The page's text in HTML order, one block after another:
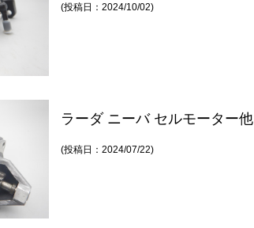
(投稿日：2024/10/02)
ラーダ ニーバ セルモーター他
(投稿日：2024/07/22)